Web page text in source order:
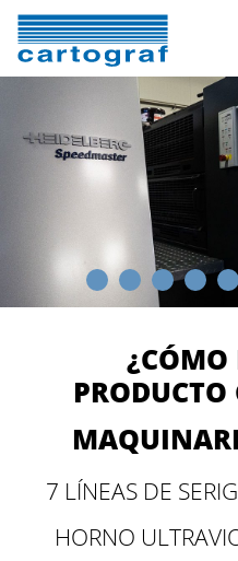
¿CÓMO
PRODUCTO
7 LÍNEAS DE
HORNO